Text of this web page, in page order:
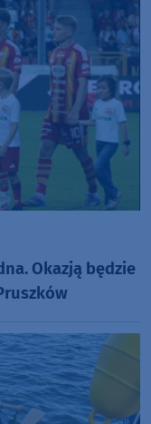
Okazją będzie